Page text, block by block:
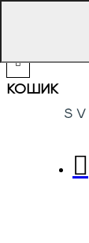
КОШИК